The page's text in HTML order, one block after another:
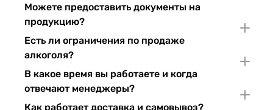
Можете предоставить документы на
продукцию?
Есть ли ограничения по продаже
алкоголя?
В какое время вы работаете и когда
отвечают менеджеры?
Как работает доставка и самовывоз?